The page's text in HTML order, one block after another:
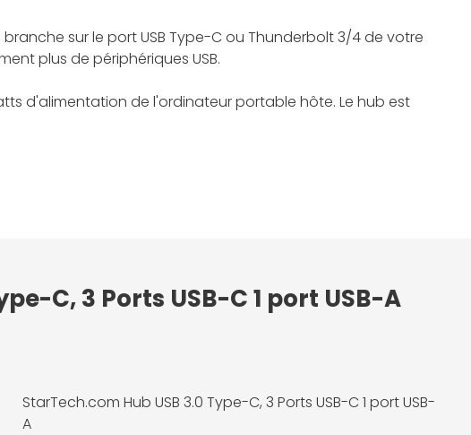
branche sur le port USB Type-C ou Thunderbolt 3/4 de votre
plus de périphériques USB.
d'alimentation de l'ordinateur portable hôte. Le hub est
C, 3 Ports USB-C 1 port USB-A
StarTech.com Hub USB 3.0 Type-C, 3 Ports USB-C 1 port USB-
A